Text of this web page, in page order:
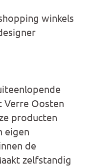
winkels
Verre Oosten
producten
eigen
de
zelfstandig